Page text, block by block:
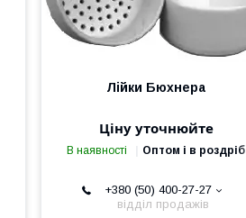
Лійки Бюхнера
Ціну уточнюйте
В наявності Оптом і в роздріб
+380 (50) 400-27-27
відділ продажів